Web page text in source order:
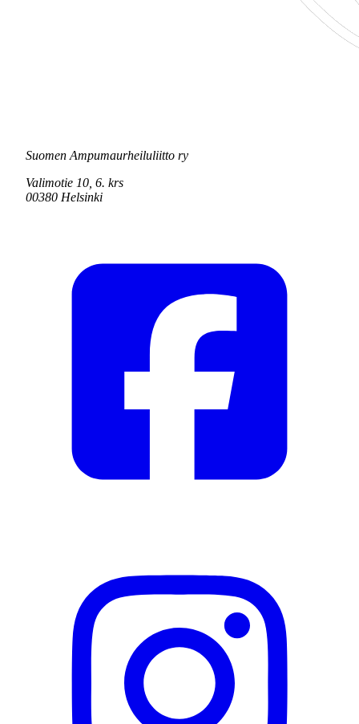
Suomen Ampumaurheiluliitto ry
Valimotie 10, 6. krs
00380 Helsinki